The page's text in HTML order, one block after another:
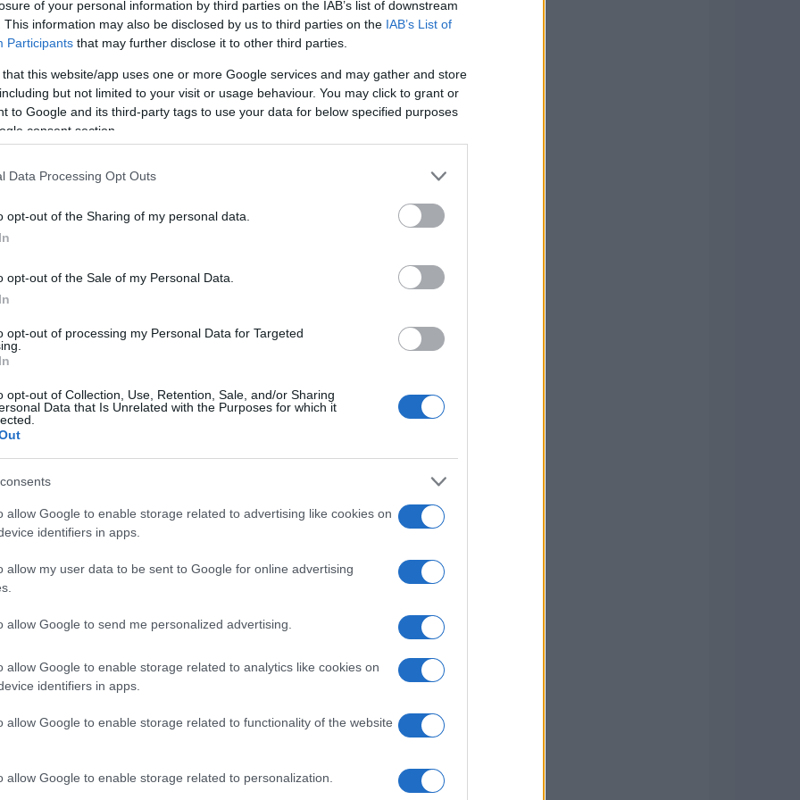
of your personal information by third parties on the IAB’s list of downstream
This information may also be disclosed by us to third parties on the IAB’s List of
Participants that may further disclose it to other third parties.
that this website/app uses one or more Google services and may gather and store
but not limited to your visit or usage behaviour. You may click to grant or
to Google and its third-party tags to use your data for below specified purposes
consent section.
Data Processing Opt Outs
opt-out of the Sharing of my personal data.
opt-out of the Sale of my Personal Data.
opt-out of processing my Personal Data for Targeted
opt-out of Collection, Use, Retention, Sale, and/or Sharing
Data that Is Unrelated with the Purposes for which it
allow Google to enable storage related to advertising like cookies on
identifiers in apps.
allow my user data to be sent to Google for online advertising
allow Google to send me personalized advertising.
allow Google to enable storage related to analytics like cookies on
identifiers in apps.
allow Google to enable storage related to functionality of the website
allow Google to enable storage related to personalization.
settore delle
italiane subirà una trasformazione
Fastweb mobile sulla rete Vodafone. Questo
l’inizio di una nuova era per le due
La fusione non solo promette di
la qualità dei servizi offerti agli
e Ho rimarranno distinti, mantenendo le
SIM Fastweb sulla rete Vodafone inizierà
con Tim e WindTre. Gli utenti saranno